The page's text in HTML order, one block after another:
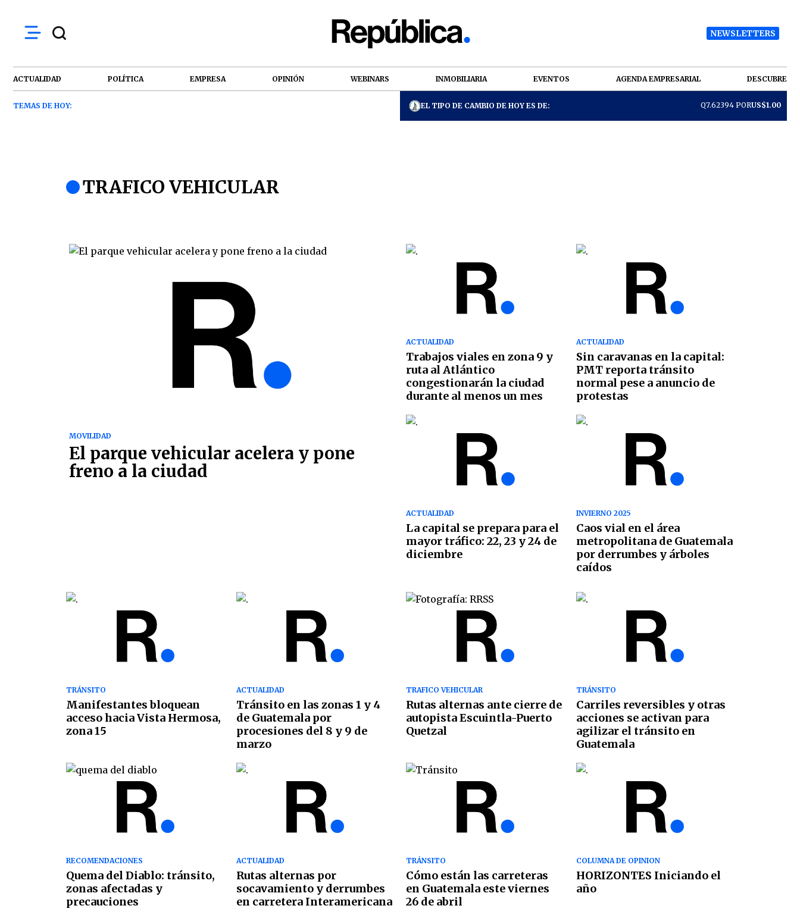
NEWSLETTERS
ACTUALIDAD POLÍTICA EMPRESA OPINIÓN WEBINARS INMOBILIARIA EVENTOS AGENDA EMPRESARIAL DESCUBRE
TEMAS DE HOY: EL TIPO DE CAMBIO DE HOY ES DE: Q7.62394 PORUS$1.00
TRAFICO VEHICULAR
MOVILIDAD
El parque vehicular acelera y pone
freno a la ciudad
ACTUALIDAD
Trabajos viales en zona 9 y
ruta al Atlántico
congestionarán la ciudad
durante al menos un mes
ACTUALIDAD
Sin caravanas en la capital:
PMT reporta tránsito
normal pese a anuncio de
protestas
ACTUALIDAD
La capital se prepara para el
mayor tráfico: 22, 23 y 24 de
diciembre
INVIERNO 2025
Caos vial en el área
metropolitana de Guatemala
por derrumbes y árboles
caídos
TRÁNSITO
Manifestantes bloquean
acceso hacia Vista Hermosa,
zona 15
ACTUALIDAD
Tránsito en las zonas 1 y 4
de Guatemala por
procesiones del 8 y 9 de
marzo
TRAFICO VEHICULAR
Rutas alternas ante cierre de
autopista Escuintla-Puerto
Quetzal
TRÁNSITO
Carriles reversibles y otras
acciones se activan para
agilizar el tránsito en
Guatemala
RECOMENDACIONES
Quema del Diablo: tránsito,
zonas afectadas y
precauciones
ACTUALIDAD
Rutas alternas por
socavamiento y derrumbes
en carretera Interamericana
TRÁNSITO
Cómo están las carreteras
en Guatemala este viernes
26 de abril
COLUMNA DE OPINION
HORIZONTES Iniciando el
año